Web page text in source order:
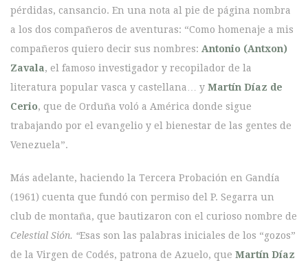
pérdidas, cansancio. En una nota al pie de página nombra
a los dos compañeros de aventuras: “Como homenaje a mis
compañeros quiero decir sus nombres: Antonio (Antxon)
Zavala, el famoso investigador y recopilador de la
literatura popular vasca y castellana… y Martín Díaz de
Cerio, que de Orduña voló a América donde sigue
trabajando por el evangelio y el bienestar de las gentes de
Venezuela”.
Más adelante, haciendo la Tercera Probación en Gandía
(1961) cuenta que fundó con permiso del P. Segarra un
club de montaña, que bautizaron con el curioso nombre de
Celestial Sión. “Esas son las palabras iniciales de los “gozos”
de la Virgen de Codés, patrona de Azuelo, que Martín Díaz